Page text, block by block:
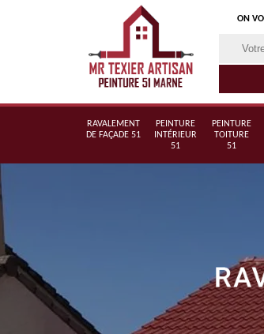
ON
RAVALEMENT
DE FAÇADE 51
PEINTURE
INTÉRIEUR
51
PEINTURE
TOITURE
51